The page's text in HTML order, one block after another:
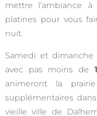
mettre l’ambiance
platines pour vous
nuit.
Samedi et dimanche
avec pas moins de
animeront la
supplémentaires
vieille ville de